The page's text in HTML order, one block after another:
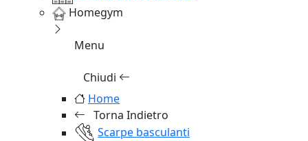
Homegym
Menu
Chiudi
Home
Torna Indietro
Scarpe basculanti